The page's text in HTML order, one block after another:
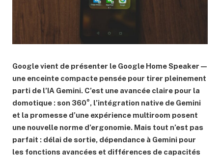
Google vient de présenter le Google Home Speaker —
une enceinte compacte pensée pour tirer pleinement
parti de l’IA Gemini. C’est une avancée claire pour la
domotique : son 360°, l’intégration native de Gemini
et la promesse d’une expérience multiroom posent
une nouvelle norme d’ergonomie. Mais tout n’est pas
parfait : délai de sortie, dépendance à Gemini pour
les fonctions avancées et différences de capacités